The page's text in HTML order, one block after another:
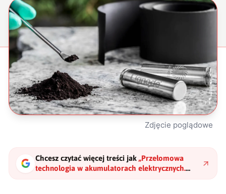
Zdjęcie poglądowe
Chcesz czytać więcej treści jak „Przełomowa
technologia w akumulatorach elektrycznych.
Metalowe włókna kluczem do sukcesu"?